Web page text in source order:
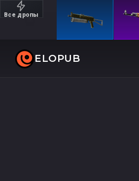
Все дропы
Дорогие
ELOPUB